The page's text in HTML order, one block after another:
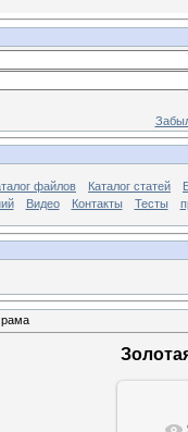
файлов Каталог статей
Видео Контакты Тесты
рама